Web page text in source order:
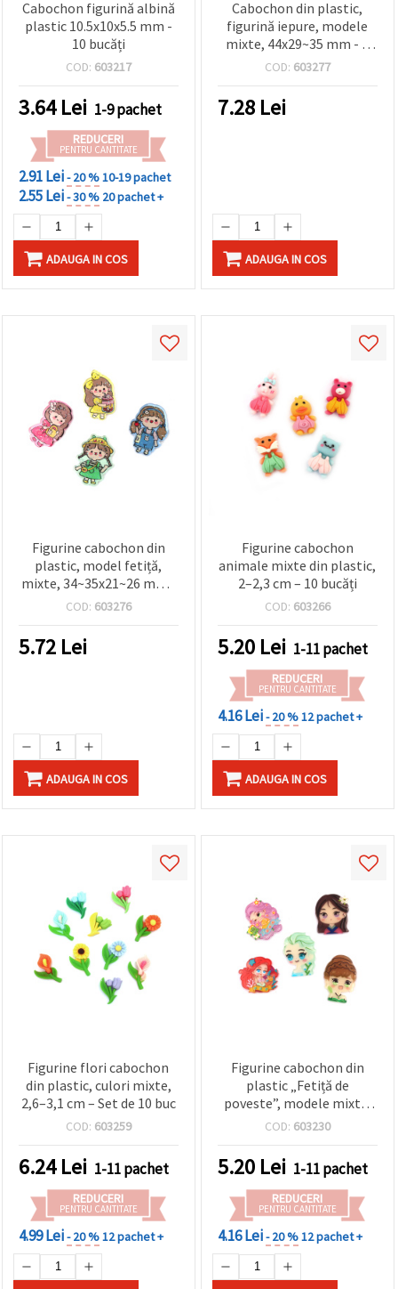
făcând clic
pe butonul
"Salvați"
toate!
Setări
Cabochon figurină albină
plastic 10.5x10x5.5 mm -
10 bucăți
COD: 603217
3.64Lei 1-9 pachet
REDUCERI
PENTRU CANTITATE
2.91 Lei- 20 %10-19 pachet
2.55 Lei- 30 % 20 pachet +
ADAUGA IN COS
Cabochon din plastic,
figurină iepure, modele
mixte, 44x29~35 mm - 4
bucăți
COD: 603277
7.28 Lei
ADAUGA IN COS
Figurine cabochon din
plastic, model fetiță,
mixte, 34~35x21~26 mm -
4 buc.
COD: 603276
5.72 Lei
ADAUGA IN COS
Figurine cabochon
animale mixte din plastic,
2–2,3 cm – 10 bucăți
COD: 603266
5.20 Lei 1-11 pachet
REDUCERI
PENTRU CANTITATE
4.16 Lei- 20 %12 pachet +
ADAUGA IN COS
Figurine flori cabochon
din plastic, culori mixte,
2,6–3,1 cm – Set de 10 buc
COD: 603259
6.24Lei 1-11 pachet
REDUCERI
PENTRU CANTITATE
4.99 Lei- 20 %12 pachet +
Figurine cabochon din
plastic „Fetiță de
poveste”, modele mixte,
2,5–3,2 cm, set de 5 buc
COD: 603230
5.20 Lei 1-11 pachet
REDUCERI
PENTRU CANTITATE
4.16 Lei- 20 %12 pachet +